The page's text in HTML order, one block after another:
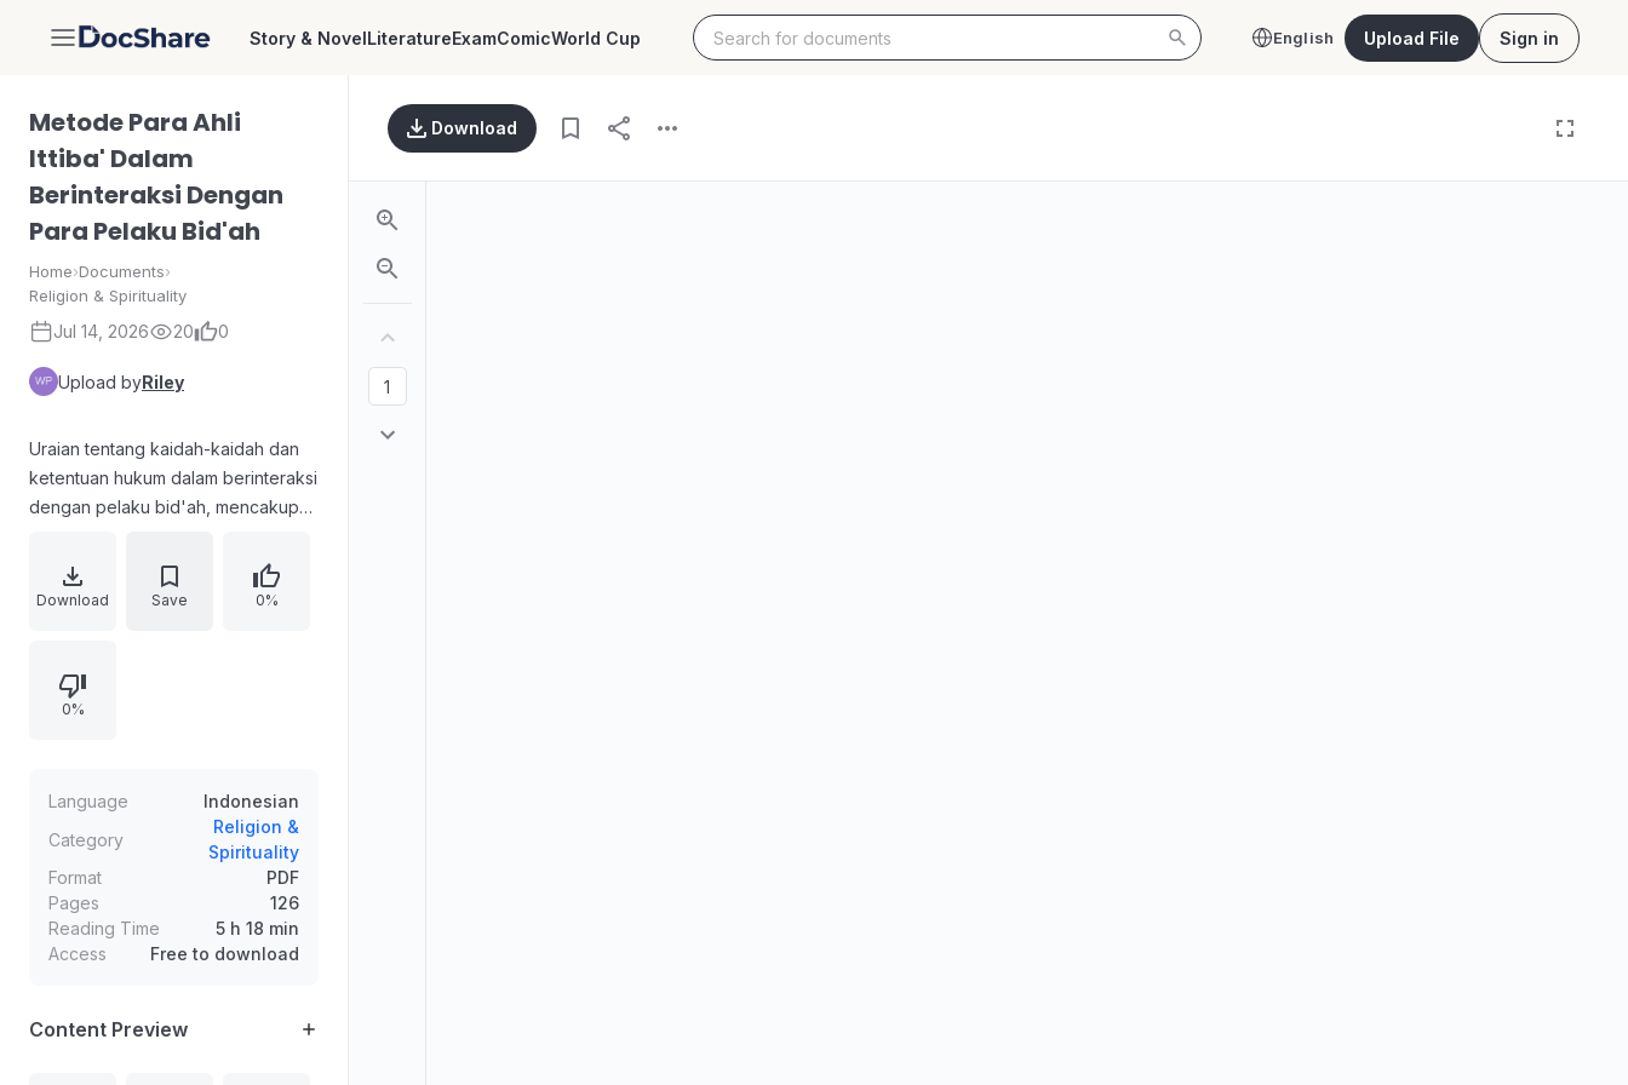
DocShare Story & NovelLiteratureExamComicWorld Cup English Upload File Sign in
Metode Para Ahli
Ittiba' Dalam
Berinteraksi Dengan
Para Pelaku Bid'ah
Home›Documents›
Religion & Spirituality
Jul 14, 2026 20 0
Upload byRiley
Uraian tentang kaidah-kaidah dan
ketentuan hukum dalam berinteraksi
dengan pelaku bid'ah, mencakup
menyebabkan kekafiran, kapan
pelaku bid'ah dihukumi secara
dimusuhi, berlepas diri, hukum salat
dan mengikuti jenazah, mendoakan
memadukan hukum ghibah,
menjenguk, melaknat, hingga
penerimaan amalan dan kesaksian.
Download Save 0%
0%
Language
Indonesian
Category
Religion &
Spirituality
Format
PDF
Pages
126
Reading Time
5 h 18 min
Access
Free to download
Content Preview
Download